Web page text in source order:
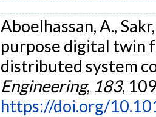
Aboelhassan, A.,
purpose digital twin
distributed system
Engineering, 183,
https://doi.org/